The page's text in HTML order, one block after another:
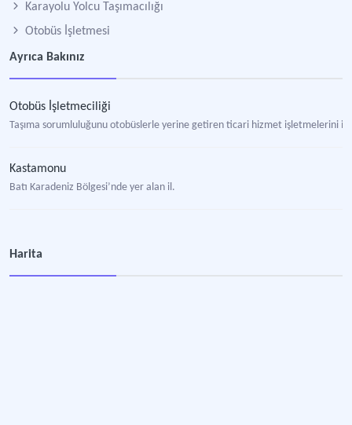
Karayolu Yolcu Taşımacılığı
Otobüs İşletmesi
Ayrıca Bakınız
Otobüs İşletmeciliği
Taşıma sorumluluğunu otobüslerle yerine getiren ticari hizmet işletmelerini
Kastamonu
Batı Karadeniz Bölgesi’nde yer alan il.
Harita